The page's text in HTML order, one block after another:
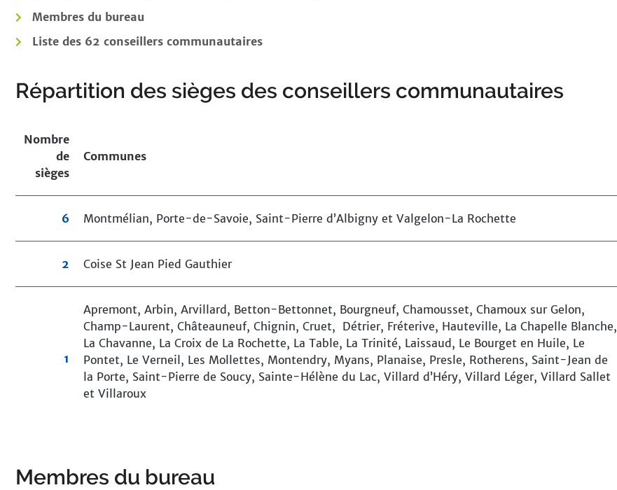
Membres du bureau
Liste des 62 conseillers communautaires
Répartition des sièges des conseillers communautaires
Nombre
de
sièges
Communes
6 Montmélian, Porte-de-Savoie, Saint-Pierre d’Albigny et Valgelon-La Rochette
2 Coise St Jean Pied Gauthier
1
Apremont, Arbin, Arvillard, Betton-Bettonnet, Bourgneuf, Chamousset, Chamoux sur Gelon,
Champ-Laurent, Châteauneuf, Chignin, Cruet, Détrier, Fréterive, Hauteville, La Chapelle Blanche,
La Chavanne, La Croix de La Rochette, La Table, La Trinité, Laissaud, Le Bourget en Huile, Le
Pontet, Le Verneil, Les Mollettes, Montendry, Myans, Planaise, Presle, Rotherens, Saint-Jean de
la Porte, Saint-Pierre de Soucy, Sainte-Hélène du Lac, Villard d’Héry, Villard Léger, Villard Sallet
et Villaroux
Membres du bureau